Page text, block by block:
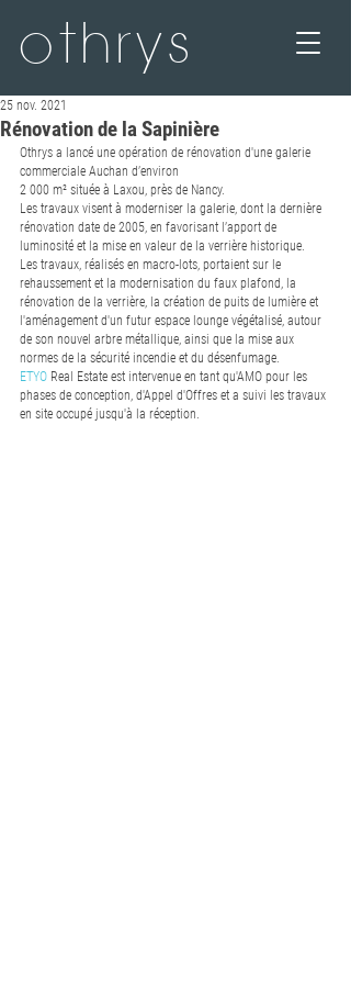
othrys
Rénovation de la Sapinière
25 nov. 2021
Othrys a lancé une opération de rénovation d'une galerie
commerciale Auchan d’environ
2 000 m² située à Laxou, près de Nancy.
Les travaux visent à moderniser la galerie, dont la dernière
rénovation date de 2005, en favorisant l’apport de
luminosité et la mise en valeur de la verrière historique.
Les travaux, réalisés en macro-lots, portaient sur le
rehaussement et la modernisation du faux plafond, la
rénovation de la verrière, la création de puits de lumière et
l'aménagement d'un futur espace lounge végétalisé, autour
de son nouvel arbre métallique, ainsi que la mise aux
normes de la sécurité incendie et du désenfumage.
ETYO Real Estate est intervenue en tant qu'AMO pour les
phases de conception, d'Appel d'Offres et a suivi les travaux
en site occupé jusqu'à la réception.